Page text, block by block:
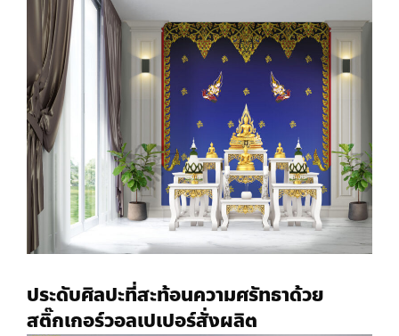
ประดับศิลปะที่สะท้อนความศรัทธาด้วย
สติ๊กเกอร์วอลเปเปอร์สั่งผลิต